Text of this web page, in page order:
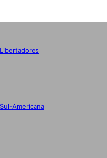
Libertadores
Sul-Americana